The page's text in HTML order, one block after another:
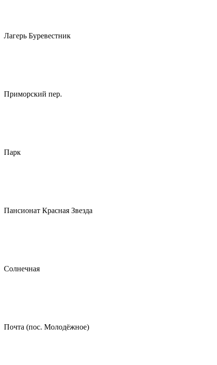
Лагерь Буревестник
Приморский пер.
Парк
Пансионат Красная Звезда
Солнечная
Почта (пос. Молодёжное)